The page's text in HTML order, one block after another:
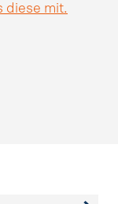
diese mit.